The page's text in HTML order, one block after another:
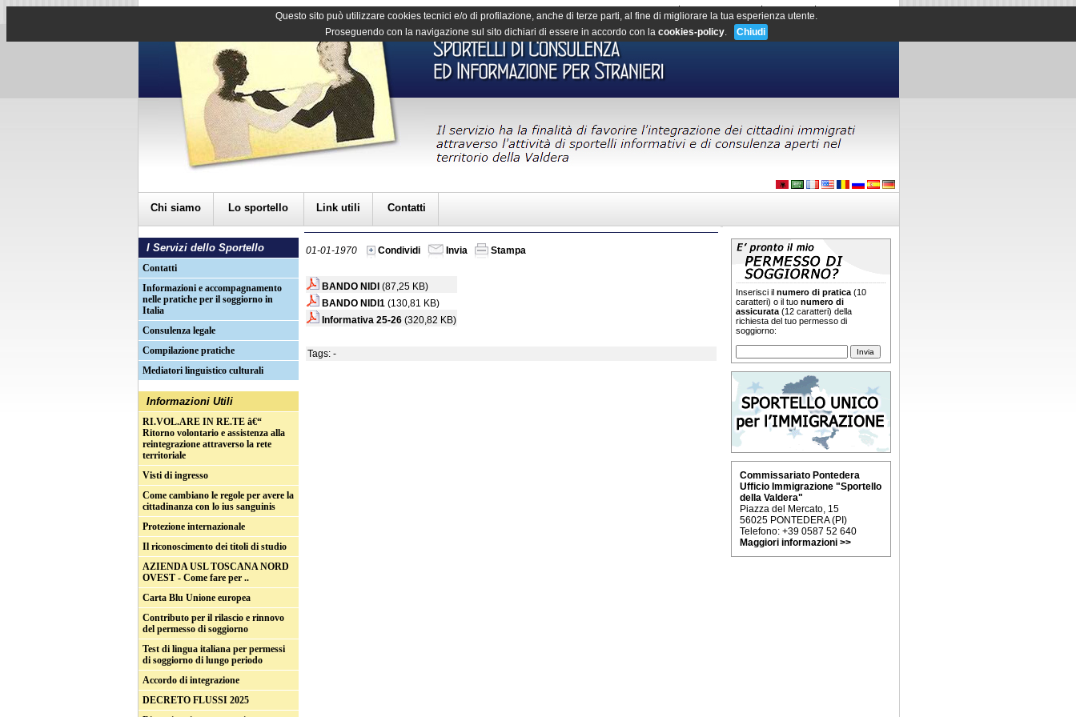
Questo sito può utilizzare cookies tecnici e/o di profilazione, anche di terze parti, al fine di migliorare la tua esperienza utente.
Proseguendo con la navigazione sul sito dichiari di essere in accordo con la cookies-policy. Chiudi
| | |
Chi siamo Lo sportello Link utili Contatti
I Servizi dello Sportello
Contatti
Informazioni e accompagnamento
nelle pratiche per il soggiorno in
Italia
Consulenza legale
Compilazione pratiche
Mediatori linguistico culturali
Informazioni Utili
RI.VOL.ARE IN RE.TE â€“
Ritorno volontario e assistenza alla
reintegrazione attraverso la rete
territoriale
Visti di ingresso
Come cambiano le regole per avere la
cittadinanza con lo ius sanguinis
Protezione internazionale
Il riconoscimento dei titoli di studio
AZIENDA USL TOSCANA NORD
OVEST - Come fare per ..
Carta Blu Unione europea
Contributo per il rilascio e rinnovo
del permesso di soggiorno
Test di lingua italiana per permessi
di soggiorno di lungo periodo
Accordo di integrazione
DECRETO FLUSSI 2025
Inserisci il numero di pratica (10
caratteri) o il tuo numero di
assicurata (12 caratteri) della
richiesta del tuo permesso di
soggiorno:
Commissariato Pontedera
Ufficio Immigrazione "Sportello
della Valdera"
Piazza del Mercato, 15
56025 PONTEDERA (PI)
Telefono: +39 0587 52 640
Maggiori informazioni >>
01-01-1970 Condividi Invia Stampa
BANDO NIDI (87,25 KB)
BANDO NIDI1 (130,81 KB)
Informativa 25-26 (320,82 KB)
Tags: -